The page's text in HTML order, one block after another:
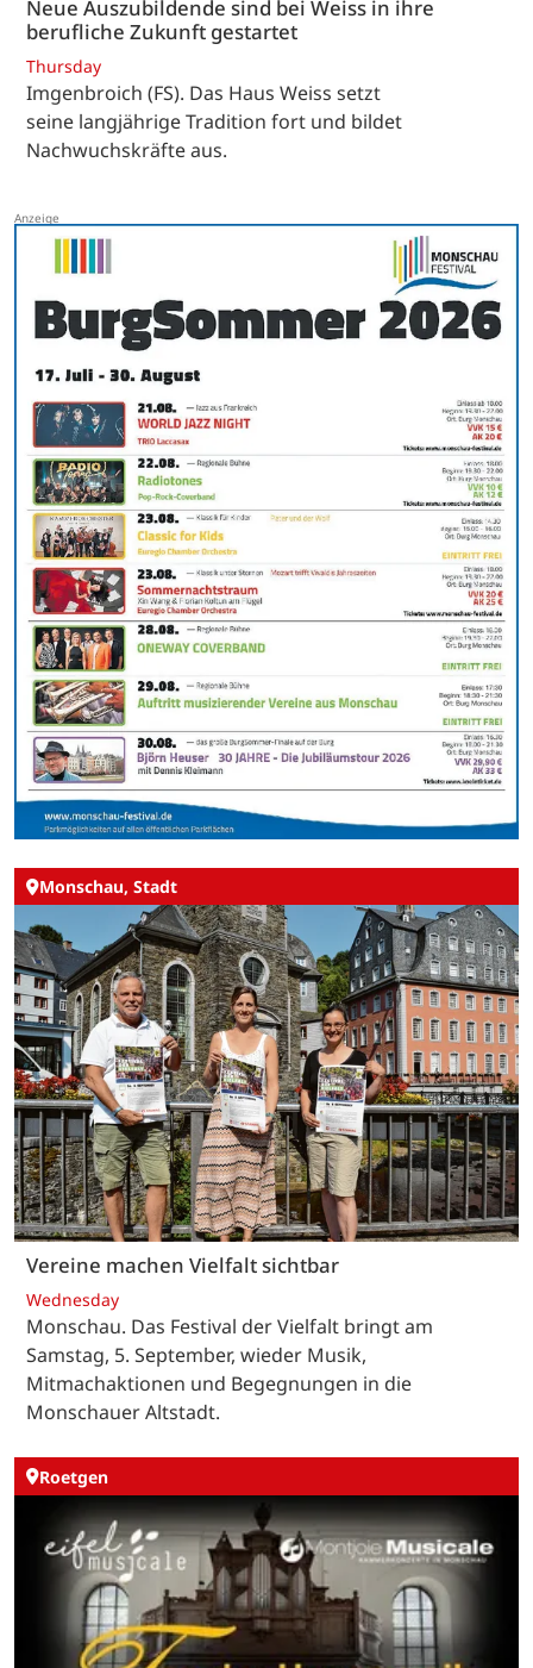
Neue Auszubildende sind bei Weiss in ihre
berufliche Zukunft gestartet
Thursday
Imgenbroich (FS). Das Haus Weiss setzt
seine langjährige Tradition fort und bildet
Nachwuchskräfte aus.
Monschau, Stadt
Vereine machen Vielfalt sichtbar
Wednesday
Monschau. Das Festival der Vielfalt bringt am
Samstag, 5. September, wieder Musik,
Mitmachaktionen und Begegnungen in die
Monschauer Altstadt.
Roetgen